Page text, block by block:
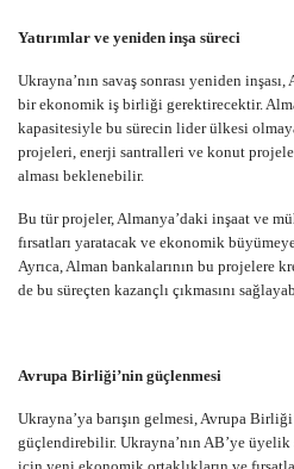
Yatırımlar ve yeniden inşa süreci
Ukrayna’nın savaş sonrası yeniden
bir ekonomik iş birliği gerektirecektir.
kapasitesiyle bu sürecin lider ülkesi
projeleri, enerji santralleri ve konut
alması beklenebilir.
Bu tür projeler, Almanya’daki inşaat ve
fırsatları yaratacak ve ekonomik
Ayrıca, Alman bankalarının bu projelere
de bu süreçten kazançlı çıkmasını
Avrupa Birliği’nin güçlenmesi
Ukrayna’ya barışın gelmesi, Avrupa
güçlendirebilir. Ukrayna’nın AB’ye üyelik